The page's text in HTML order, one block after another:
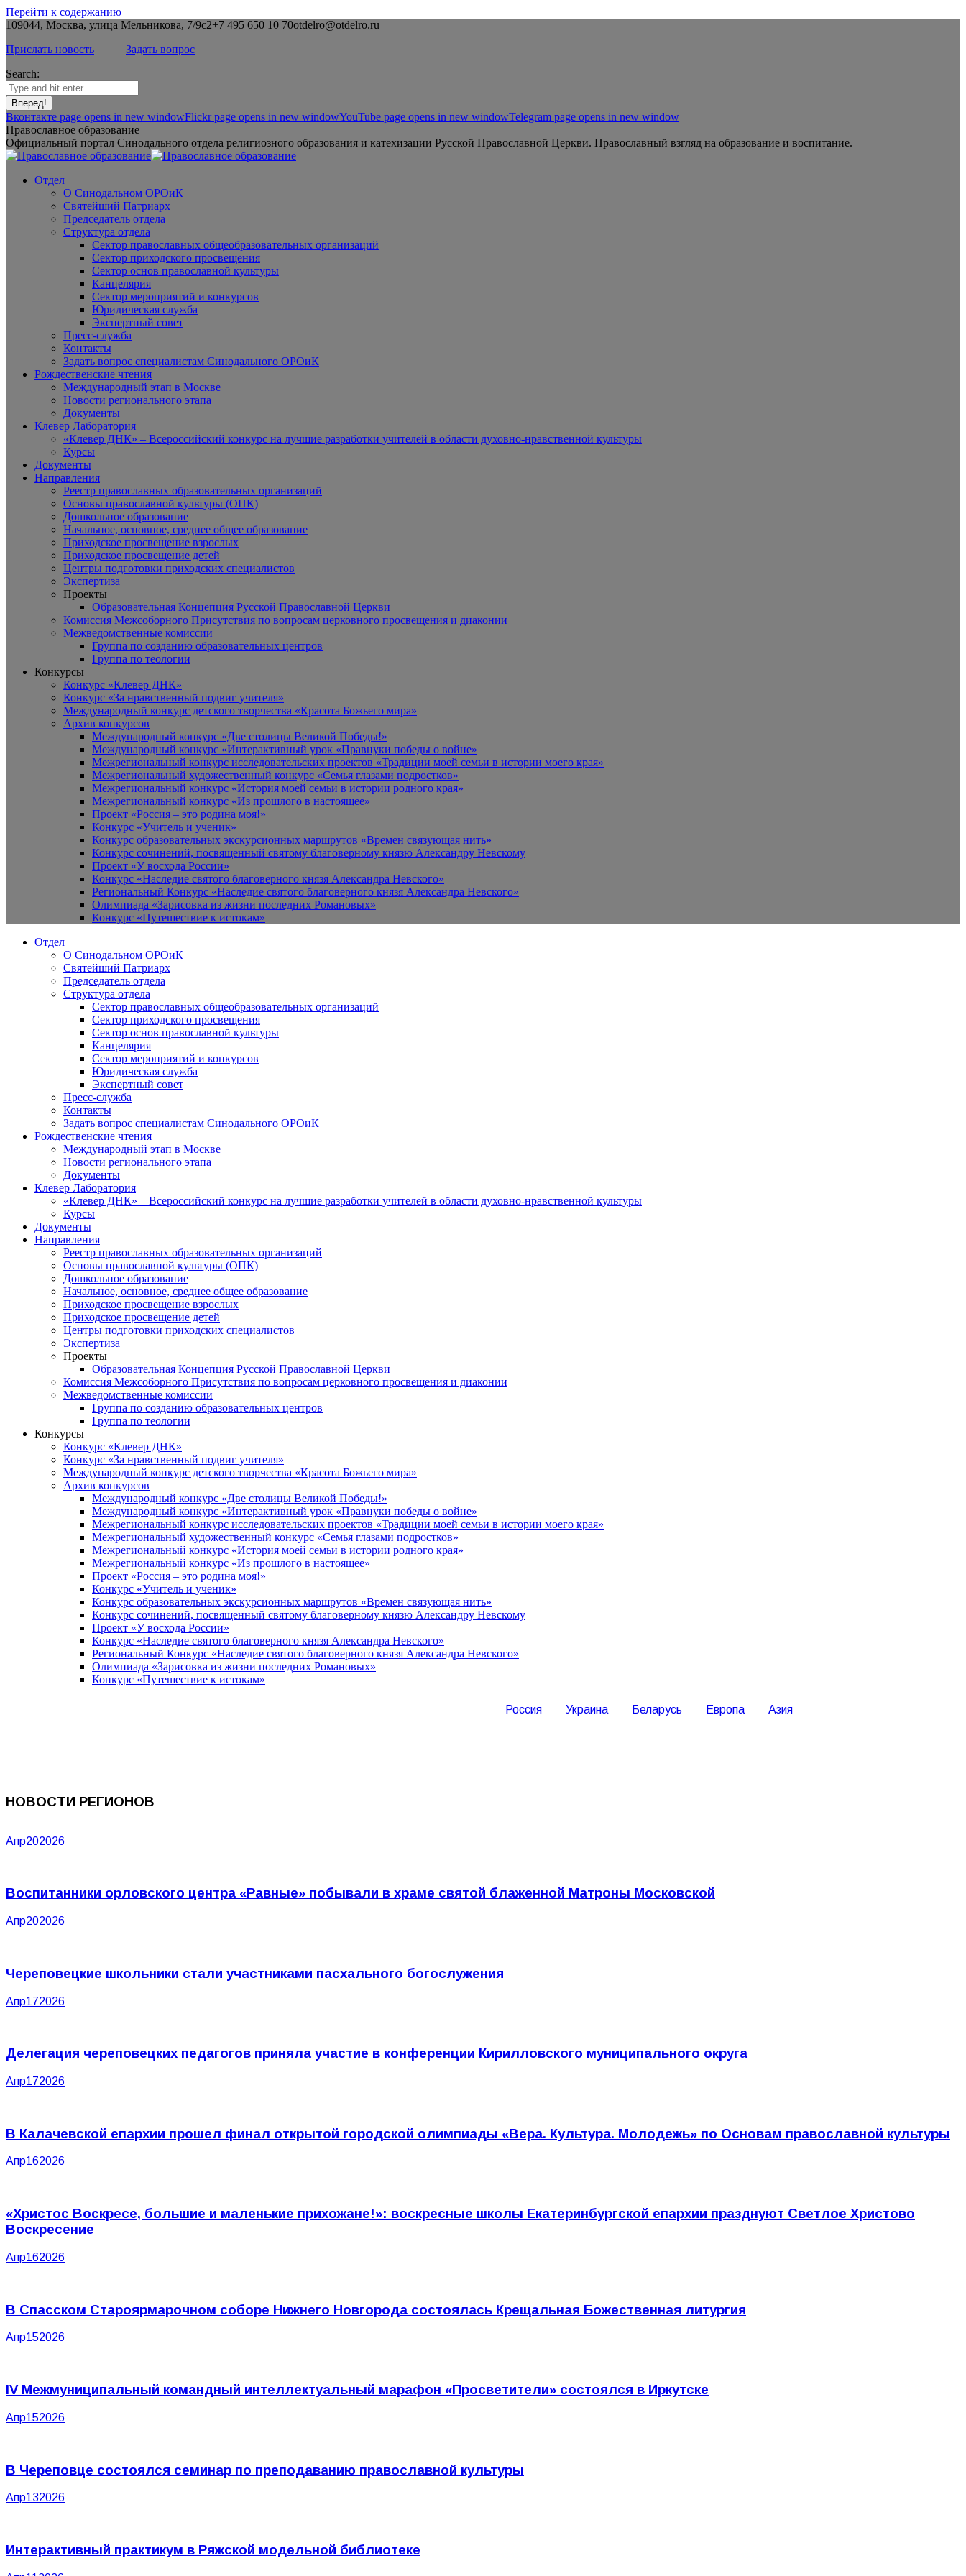
Перейти к содержанию
109044, Москва, улица Мельникова, 7/9с2+7 495 650 10 70otdelro@otdelro.ru
Прислать новость
Задать вопрос
Search:
Вконтакте page opens in new windowFlickr page opens in new windowYouTube page opens in new windowTelegram page opens in new window
Православное образование
Официальный портал Синодального отдела религиозного образования и катехизации Русской Православной Церкви. Православный взгляд на образование и воспитание.
Отдел
О Синодальном ОРОиК
Святейший Патриарх
Председатель отдела
Структура отдела
Сектор православных общеобразовательных организаций
Сектор приходского просвещения
Сектор основ православной культуры
Канцелярия
Сектор мероприятий и конкурсов
Юридическая служба
Экспертный совет
Пресс-служба
Контакты
Задать вопрос специалистам Синодального ОРОиК
Рождественские чтения
Международный этап в Москве
Новости регионального этапа
Документы
Клевер Лаборатория
«Клевер ДНК» – Всероссийский конкурс на лучшие разработки учителей в области духовно-нравственной культуры
Курсы
Документы
Направления
Реестр православных образовательных организаций
Основы православной культуры (ОПК)
Дошкольное образование
Начальное, основное, среднее общее образование
Приходское просвещение взрослых
Приходское просвещение детей
Центры подготовки приходских специалистов
Экспертиза
Проекты
Образовательная Концепция Русской Православной Церкви
Комиссия Межсоборного Присутствия по вопросам церковного просвещения и диаконии
Межведомственные комиссии
Группа по созданию образовательных центров
Группа по теологии
Конкурсы
Конкурс «Клевер ДНК»
Конкурс «За нравственный подвиг учителя»
Международный конкурс детского творчества «Красота Божьего мира»
Архив конкурсов
Международный конкурс «Две столицы Великой Победы!»
Международный конкурс «Интерактивный урок «Правнуки победы о войне»
Межрегиональный конкурс исследовательских проектов «Традиции моей семьи в истории моего края»
Межрегиональный художественный конкурс «Семья глазами подростков»
Межрегиональный конкурс «История моей семьи в истории родного края»
Межрегиональный конкурс «Из прошлого в настоящее»
Проект «Россия – это родина моя!»
Конкурс «Учитель и ученик»
Конкурс образовательных экскурсионных маршрутов «Времен связующая нить»
Конкурс сочинений, посвященный святому благоверному князю Александру Невскому
Проект «У восхода России»
Конкурс «Наследие святого благоверного князя Александра Невского»
Региональный Конкурс «Наследие святого благоверного князя Александра Невского»
Олимпиада «Зарисовка из жизни последних Романовых»
Конкурс «Путешествие к истокам»
Отдел
О Синодальном ОРОиК
Святейший Патриарх
Председатель отдела
Структура отдела
Сектор православных общеобразовательных организаций
Сектор приходского просвещения
Сектор основ православной культуры
Канцелярия
Сектор мероприятий и конкурсов
Юридическая служба
Экспертный совет
Пресс-служба
Контакты
Задать вопрос специалистам Синодального ОРОиК
Рождественские чтения
Международный этап в Москве
Новости регионального этапа
Документы
Клевер Лаборатория
«Клевер ДНК» – Всероссийский конкурс на лучшие разработки учителей в области духовно-нравственной культуры
Курсы
Документы
Направления
Реестр православных образовательных организаций
Основы православной культуры (ОПК)
Дошкольное образование
Начальное, основное, среднее общее образование
Приходское просвещение взрослых
Приходское просвещение детей
Центры подготовки приходских специалистов
Экспертиза
Проекты
Образовательная Концепция Русской Православной Церкви
Комиссия Межсоборного Присутствия по вопросам церковного просвещения и диаконии
Межведомственные комиссии
Группа по созданию образовательных центров
Группа по теологии
Конкурсы
Конкурс «Клевер ДНК»
Конкурс «За нравственный подвиг учителя»
Международный конкурс детского творчества «Красота Божьего мира»
Архив конкурсов
Международный конкурс «Две столицы Великой Победы!»
Международный конкурс «Интерактивный урок «Правнуки победы о войне»
Межрегиональный конкурс исследовательских проектов «Традиции моей семьи в истории моего края»
Межрегиональный художественный конкурс «Семья глазами подростков»
Межрегиональный конкурс «История моей семьи в истории родного края»
Межрегиональный конкурс «Из прошлого в настоящее»
Проект «Россия – это родина моя!»
Конкурс «Учитель и ученик»
Конкурс образовательных экскурсионных маршрутов «Времен связующая нить»
Конкурс сочинений, посвященный святому благоверному князю Александру Невскому
Проект «У восхода России»
Конкурс «Наследие святого благоверного князя Александра Невского»
Региональный Конкурс «Наследие святого благоверного князя Александра Невского»
Олимпиада «Зарисовка из жизни последних Романовых»
Конкурс «Путешествие к истокам»
Россия Украина Беларусь Европа Азия
НОВОСТИ РЕГИОНОВ
Апр202026
Воспитанники орловского центра «Равные» побывали в храме святой блаженной Матроны Московской
Апр202026
Череповецкие школьники стали участниками пасхального богослужения
Апр172026
Делегация череповецких педагогов приняла участие в конференции Кирилловского муниципального округа
Апр172026
В Калачевской епархии прошел финал открытой городской олимпиады «Вера. Культура. Молодежь» по Основам православной культуры
Апр162026
«Христос Воскресе, большие и маленькие прихожане!»: воскресные школы Екатеринбургской епархии празднуют Светлое Христово
Воскресение
Апр162026
В Спасском Староярмарочном соборе Нижнего Новгорода состоялась Крещальная Божественная литургия
Апр152026
IV Межмуниципальный командный интеллектуальный марафон «Просветители» состоялся в Иркутске
Апр152026
В Череповце состоялся семинар по преподаванию православной культуры
Апр132026
Интерактивный практикум в Ряжской модельной библиотеке